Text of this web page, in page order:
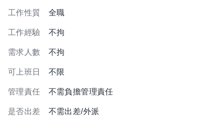
工作性質 全職
工作經驗 不拘
需求人數 不拘
可上班日 不限
管理責任 不需負擔管理責任
是否出差 不需出差/外派